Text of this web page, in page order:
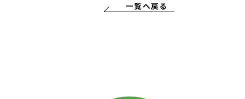
一覧へ戻る